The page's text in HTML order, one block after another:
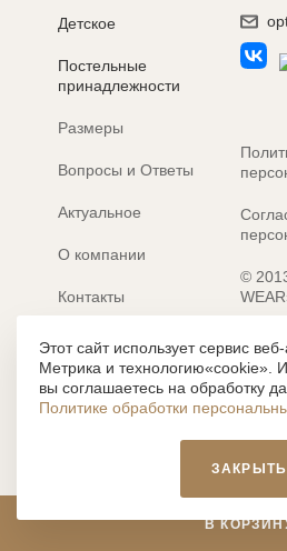
В
Детское
Постельные
принадлежности
Размеры
Вопросы и Ответы
Актуальное
О компании
Контакты
Электронные каталоги
©
Все содержание, представленное
https://clever-style.ru, включая, но не
графикой, фотографиями,
объектами авторского права,
письменного разрешения
влечет наложение ответственности
законодательством РФ.
Этот сайт использует сервис
Метрика и технологию«cookie».
вы соглашаетесь на обработку
Политике обработки
ЗАКРЫТЬ